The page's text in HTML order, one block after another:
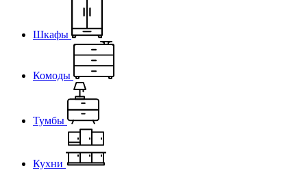
Шкафы
Комоды
Тумбы
Кухни